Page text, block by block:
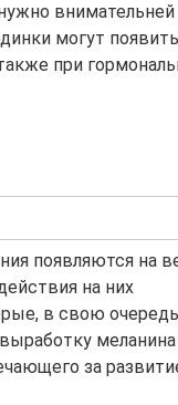
могут
при
появляются на
на них
в свою
за